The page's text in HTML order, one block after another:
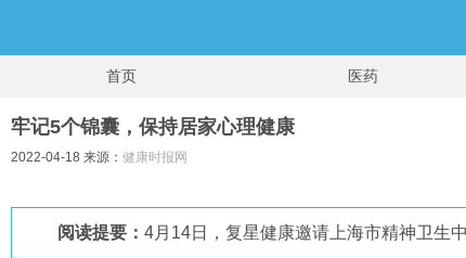
首页 医药
牢记5个锦囊，保持居家心理健康
2022-04-18 来源： 健康时报网
阅读提要： 4月14日，复星健康邀请上海市精神卫生